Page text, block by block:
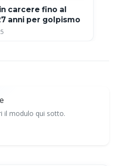
carcere fino al
anni per golpismo
il modulo qui sotto.